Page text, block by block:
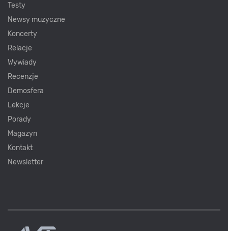
Testy
Newsy muzyczne
Koncerty
Relacje
Wywiady
Recenzje
Demosfera
Lekcje
Porady
Magazyn
Kontakt
Newsletter